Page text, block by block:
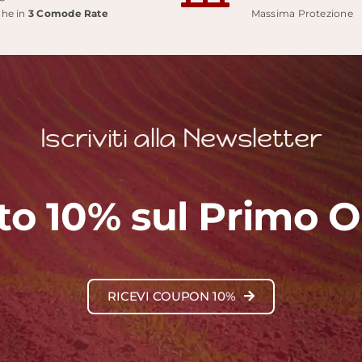
prodotto
in 3 Comode Rate
Massima Protezione
Iscriviti alla Newsletter
10% sul Primo
RICEVI COUPON 10%